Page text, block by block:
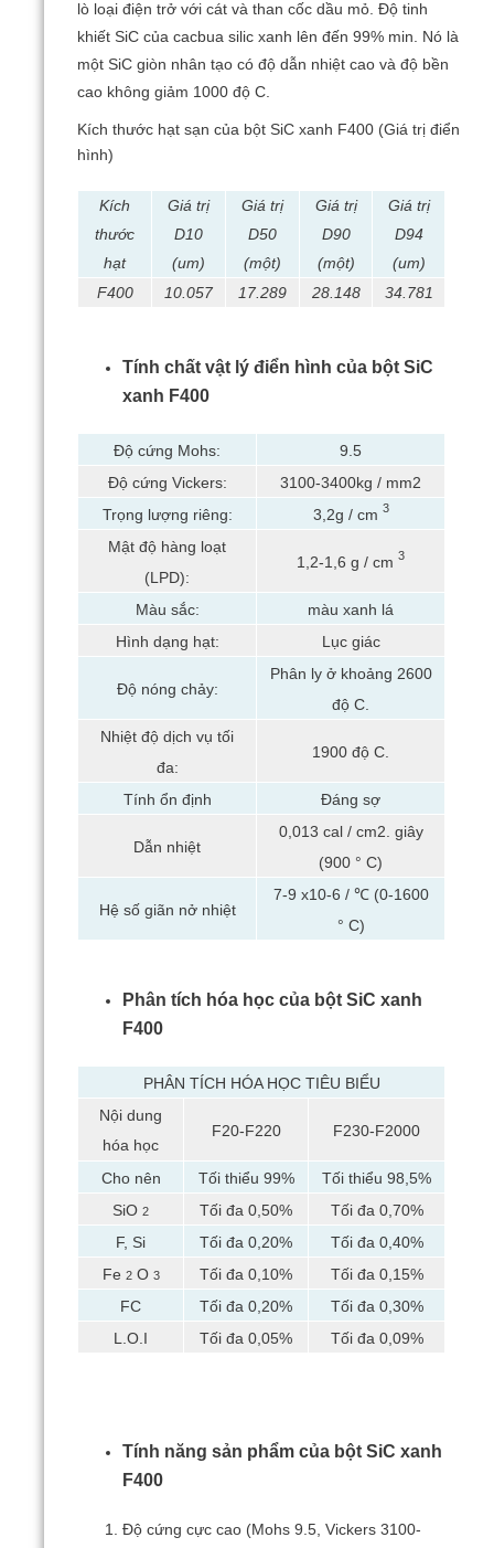
lò loại điện trở với cát và than cốc dầu mỏ. Độ tinh
khiết SiC của cacbua silic xanh lên đến 99% min. Nó là
một SiC giòn nhân tạo có độ dẫn nhiệt cao và độ bền
cao không giảm 1000 độ C.
Kích thước hạt sạn của bột SiC xanh F400 (Giá trị điển
hình)
Kích
thước
hạt
Giá trị
D10
(um)
Giá trị
D50
(một)
Giá trị
D90
(một)
Giá trị
D94
(um)
F400
10.057 17.289 28.148 34.781
Tính chất vật lý điển hình của bột SiC
xanh F400
Độ cứng Mohs:
9.5
Độ cứng Vickers:
3100-3400kg / mm2
Trọng lượng riêng:
3,2g / cm 3
Mật độ hàng loạt
(LPD):
1,2-1,6 g / cm 3
Màu sắc:
màu xanh lá
Hình dạng hạt:
Lục giác
Độ nóng chảy:
Phân ly ở khoảng 2600
độ C.
Nhiệt độ dịch vụ tối
đa:
1900 độ C.
Tính ổn định Đáng sợ
Dẫn nhiệt
0,013 cal / cm2. giây
(900 ° C)
Hệ số giãn nở nhiệt
7-9 x10-6 / ℃ (0-1600
° C)
Phân tích hóa học của bột SiC xanh
F400
PHÂN TÍCH HÓA HỌC TIÊU BIỂU
Nội dung
hóa học
F20-F220 F230-F2000
Cho nên Tối thiểu 99%
Tối thiểu 98,5%
SiO 2 Tối đa 0,50%
Tối đa 0,70%
F, Si
Tối đa 0,20%
Tối đa 0,40%
Fe 2O 3 Tối đa 0,10%
Tối đa 0,15%
FC
Tối đa 0,20%
Tối đa 0,30%
L.O.I
Tối đa 0,05% Tối đa 0,09%
Tính năng sản phẩm của bột SiC xanh
F400
Độ cứng cực cao (Mohs 9.5, Vickers 3100-